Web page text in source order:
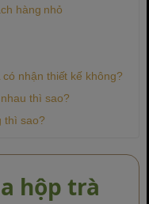
hàng nhỏ
nhận thiết kế không?
thì sao?
thì sao?
hộp trà